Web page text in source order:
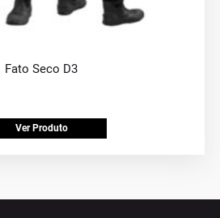
Fato Seco D3
Ver Produto